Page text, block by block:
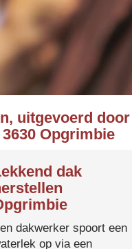
uitgevoerd door
Opgrimbie
dak
dakwerker spoort een
op via een